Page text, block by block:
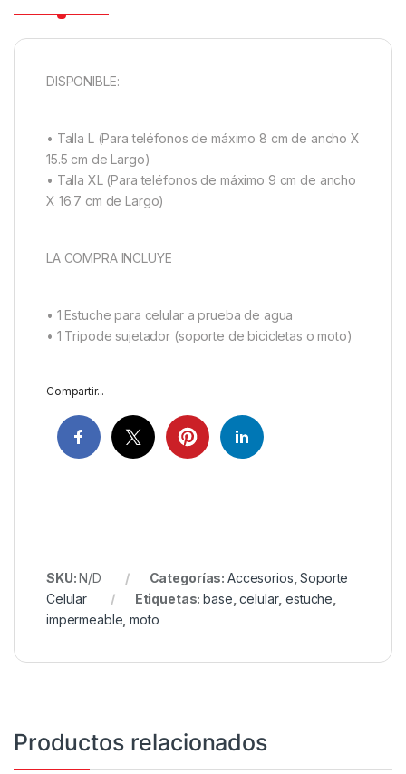
DISPONIBLE:
• Talla L (Para teléfonos de máximo 8 cm de ancho X
15.5 cm de Largo)
• Talla XL (Para teléfonos de máximo 9 cm de ancho
X 16.7 cm de Largo)
LA COMPRA INCLUYE
• 1 Estuche para celular a prueba de agua
• 1 Tripode sujetador (soporte de bicicletas o moto)
Compartir...
SKU:N/D Categorías: Accesorios ,Soporte
Celular
Etiquetas:base ,celular,estuche
impermeable ,moto
Productos relacionados